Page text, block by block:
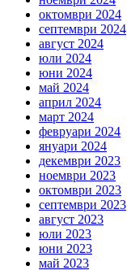
октомври 2024
септември 2024
август 2024
юли 2024
юни 2024
май 2024
април 2024
март 2024
февруари 2024
януари 2024
декември 2023
ноември 2023
октомври 2023
септември 2023
август 2023
юли 2023
юни 2023
май 2023